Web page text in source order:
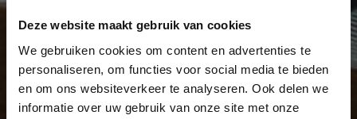
Deze website maakt gebruik van cookies
We gebruiken cookies om content en advertenties te
personaliseren, om functies voor social media te bieden
en om ons websiteverkeer te analyseren. Ook delen we
informatie over uw gebruik van onze site met onze